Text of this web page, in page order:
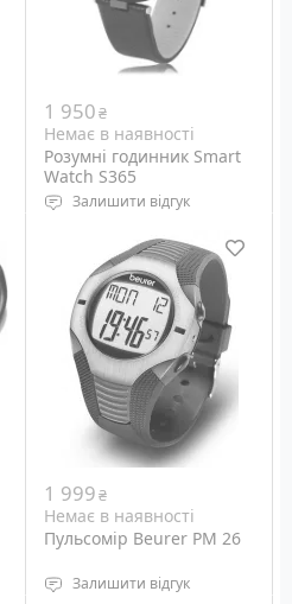
1 950₴
Немає в наявності
Розумні годинник Smart
Watch S365
Залишити відгук
Екран: 1.22", 240х240
пікселів
Батарея: 360 мАг
1 999₴
Немає в наявності
Пульсомір Beurer PM 26
Залишити відгук